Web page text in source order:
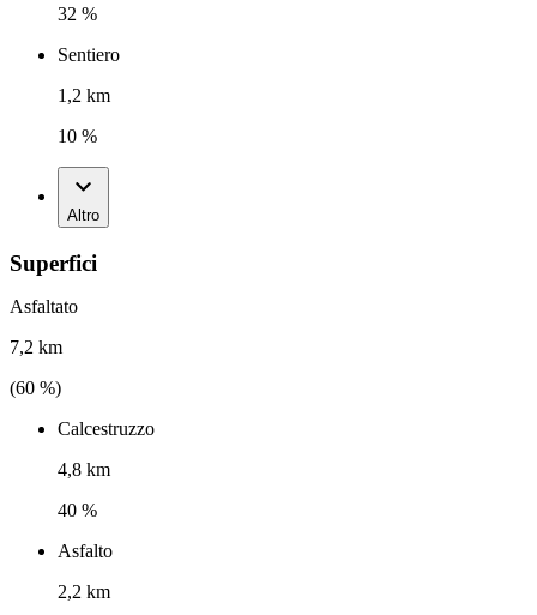
32 %
Sentiero
1,2 km
10 %
Altro
Superfici
Asfaltato
7,2 km
(60 %)
Calcestruzzo
4,8 km
40 %
Asfalto
2,2 km